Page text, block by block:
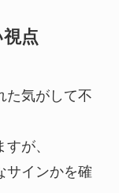
点
た気がして不
が、
サインかを確